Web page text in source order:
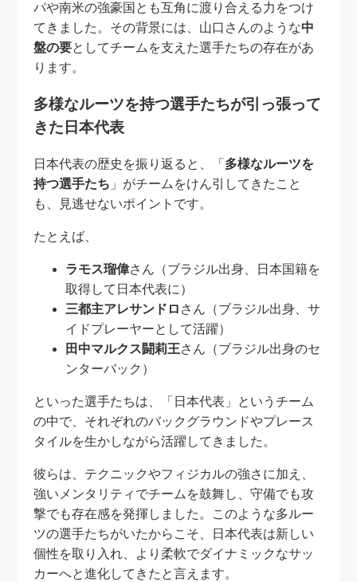
パや南米の強豪国とも互角に渡り合える力をつけ
てきました。その背景には、山口さんのような中
盤の要としてチームを支えた選手たちの存在があ
ります。
多様なルーツを持つ選手たちが引っ張って
きた日本代表
日本代表の歴史を振り返ると、「 多様なルーツを
持つ選手たち 」がチームをけん引してきたこと
も、見逃せないポイントです。
たとえば、
ラモス瑠偉さん（ブラジル出身、日本国籍を
取得して日本代表に）
三都主アレサンドロ さん（ブラジル出身、サ
イドプレーヤーとして活躍）
田中マルクス闘莉王さん（ブラジル出身のセ
ンターバック）
といった選手たちは、「日本代表」というチーム
の中で、それぞれのバックグラウンドやプレース
タイルを生かしながら活躍してきました。
彼らは、テクニックやフィジカルの強さに加え、
強いメンタリティでチームを鼓舞し、守備でも攻
撃でも存在感を発揮しました。このような多ルー
ツの選手たちがいたからこそ、日本代表は新しい
個性を取り入れ、より柔軟でダイナミックなサッ
カーへと進化してきたと言えます。